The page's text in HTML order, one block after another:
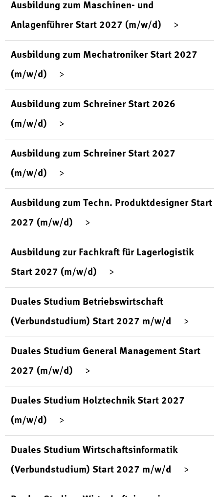
Ausbildung zum Maschinen- und
Anlagenführer Start 2027 (m/w/d)
Ausbildung zum Mechatroniker Start 2027
(m/w/d)
Ausbildung zum Schreiner Start 2026
(m/w/d)
Ausbildung zum Schreiner Start 2027
(m/w/d)
Ausbildung zum Techn. Produktdesigner Start
2027 (m/w/d)
Ausbildung zur Fachkraft für Lagerlogistik
Start 2027 (m/w/d)
Duales Studium Betriebswirtschaft
(Verbundstudium) Start 2027 m/w/d
Duales Studium General Management Start
2027 (m/w/d)
Duales Studium Holztechnik Start 2027
(m/w/d)
Duales Studium Wirtschaftsinformatik
(Verbundstudium) Start 2027 m/w/d